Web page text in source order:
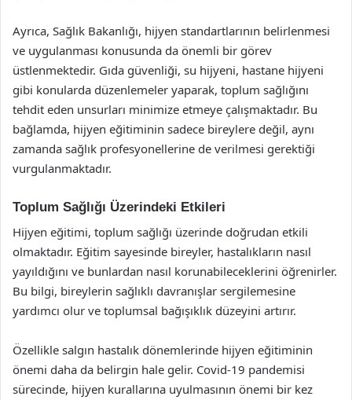
Ayrıca, Sağlık Bakanlığı, hijyen standartlarının belirlenmesi
ve uygulanması konusunda da önemli bir görev
üstlenmektedir. Gıda güvenliği, su hijyeni, hastane hijyeni
gibi konularda düzenlemeler yaparak, toplum sağlığını
tehdit eden unsurları minimize etmeye çalışmaktadır. Bu
bağlamda, hijyen eğitiminin sadece bireylere değil, aynı
zamanda sağlık profesyonellerine de verilmesi gerektiği
vurgulanmaktadır.
Toplum Sağlığı Üzerindeki Etkileri
Hijyen eğitimi, toplum sağlığı üzerinde doğrudan etkili
olmaktadır. Eğitim sayesinde bireyler, hastalıkların nasıl
yayıldığını ve bunlardan nasıl korunabileceklerini öğrenirler.
Bu bilgi, bireylerin sağlıklı davranışlar sergilemesine
yardımcı olur ve toplumsal bağışıklık düzeyini artırır.
Özellikle salgın hastalık dönemlerinde hijyen eğitiminin
önemi daha da belirgin hale gelir. Covid-19 pandemisi
sürecinde, hijyen kurallarına uyulmasının önemi bir kez